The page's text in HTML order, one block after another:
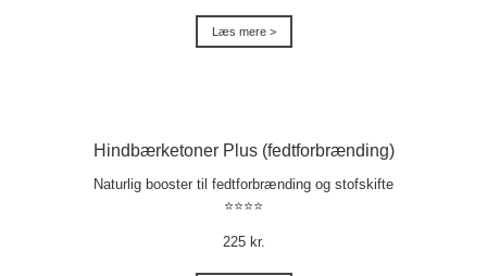
Læs mere >
Hindbærketoner Plus (fedtforbrænding)
Naturlig booster til fedtforbrænding og stofskifte
⭐⭐⭐⭐
225 kr.